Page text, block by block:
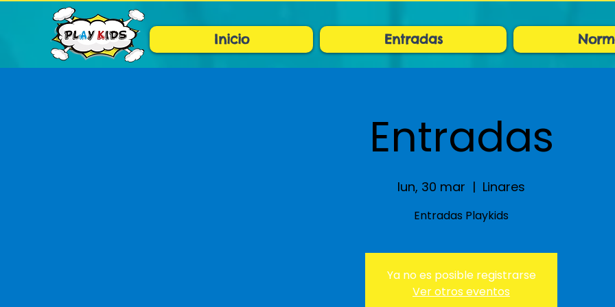
Inicio Entradas
Entradas
lun, 30 mar
  |
Linares
Entradas Playkids
Ya no es posible registrarse
Ver otros eventos